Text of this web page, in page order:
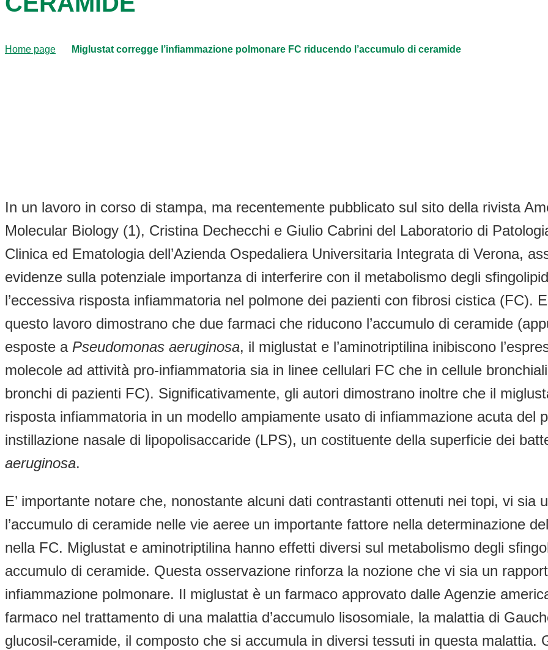
Home page Miglustat corregge l’infiammazione polmonare FC riducendo l’accumulo di ceramide
In un lavoro in corso di stampa, ma recentemente pubblicato sul sito della rivista
Molecular Biology (1), Cristina Dechecchi e Giulio Cabrini del Laboratorio di
Clinica ed Ematologia dell’Azienda Ospedaliera Universitaria Integrata di Verona,
evidenze sulla potenziale importanza di interferire con il metabolismo degli
l’eccessiva risposta infiammatoria nel polmone dei pazienti con fibrosi cistica (FC).
questo lavoro dimostrano che due farmaci che riducono l’accumulo di ceramide
esposte a Pseudomonas aeruginosa, il miglustat e l’aminotriptilina inibiscono
molecole ad attività pro-infiammatoria sia in linee cellulari FC che in cellule
bronchi di pazienti FC). Significativamente, gli autori dimostrano inoltre che il
risposta infiammatoria in un modello ampiamente usato di infiammazione acuta del
instillazione nasale di lipopolisaccaride (LPS), un costituente della superficie dei
aeruginosa.
E’ importante notare che, nonostante alcuni dati contrastanti ottenuti nei topi, vi sia
l’accumulo di ceramide nelle vie aeree un importante fattore nella determinazione
nella FC. Miglustat e aminotriptilina hanno effetti diversi sul metabolismo degli
accumulo di ceramide. Questa osservazione rinforza la nozione che vi sia un
infiammazione polmonare. Il miglustat è un farmaco approvato dalle Agenzie
farmaco nel trattamento di una malattia d’accumulo lisosomiale, la malattia di
glucosil-ceramide, il composto che si accumula in diversi tessuti in questa malattia.